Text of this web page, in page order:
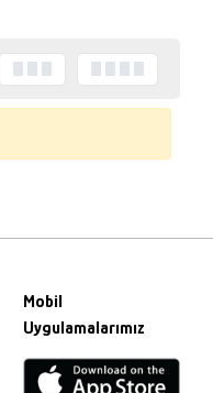
Mobil
Uygulamalarımız